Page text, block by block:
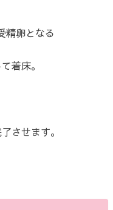
精卵となる
着床。
させます。